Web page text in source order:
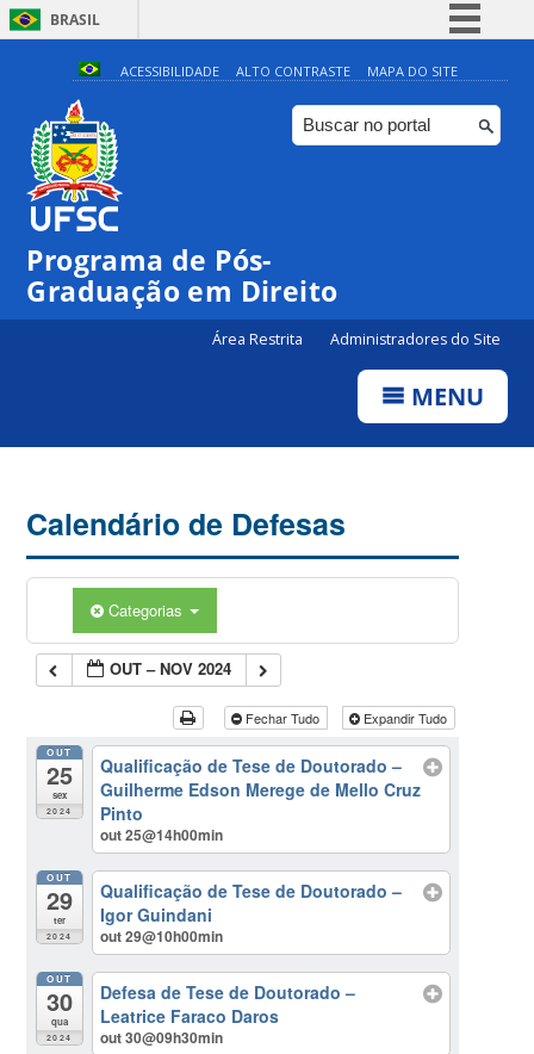
BRASIL
Simplifique!
Comunica BR
Participe
ACESSIBILIDADE ALTO CONTRASTE MAPA DO SITE
Programa de Pós-
Graduação em Direito
Área Restrita Administradores do Site
MENU
Calendário de Defesas
Categorias
OUT – NOV 2024
Fechar Tudo Expandir Tudo
OUT
25
sex
2024
Qualificação de Tese de Doutorado –
Guilherme Edson Merege de Mello Cruz
Pinto
out 25@14h00min
OUT
29
ter
2024
Qualificação de Tese de Doutorado –
Igor Guindani
out 29@10h00min
OUT
30
qua
2024
Defesa de Tese de Doutorado –
Leatrice Faraco Daros
out 30@09h30min